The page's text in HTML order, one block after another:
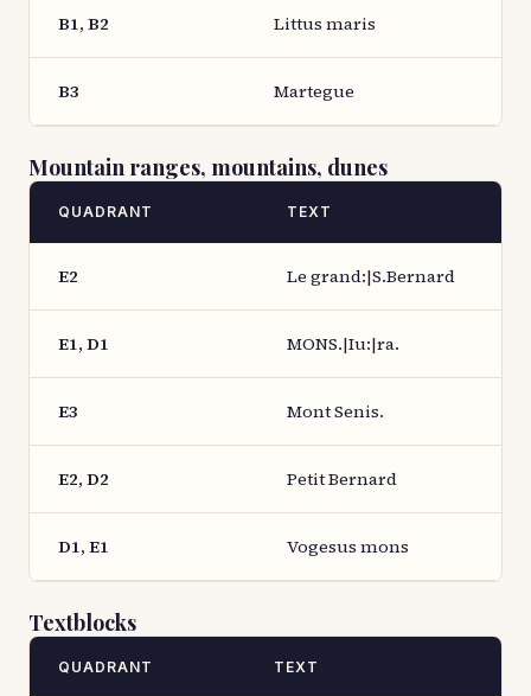
B1, B2 Littus maris
B3 Martegue
Mountain ranges, mountains, dunes
QUADRANT TEXT
E2 Le grand:|S.Bernard
E1, D1 MONS.|Iu:|ra.
E3 Mont Senis.
E2, D2 Petit Bernard
D1, E1 Vogesus mons
Textblocks
QUADRANT TEXT